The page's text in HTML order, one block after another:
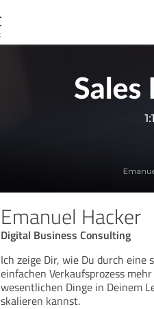
Emanuel Hacker
Digital Business Consulting
Ich zeige Dir, wie Du durch
einfachen Verkaufsprozess
wesentlichen Dinge in Deinem
skalieren kannst.